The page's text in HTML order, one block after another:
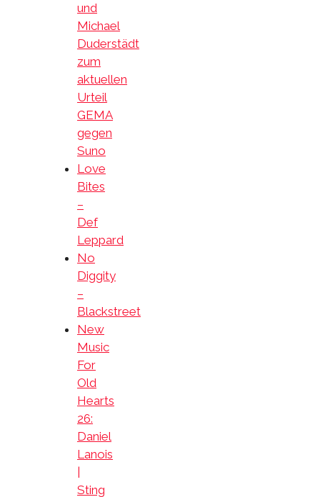
und
Michael
Duderstädt
zum
aktuellen
Urteil
GEMA
gegen
Suno
Love
Bites
–
Def
Leppard
No
Diggity
–
Blackstreet
New
Music
For
Old
Hearts
26:
Daniel
Lanois
Sting